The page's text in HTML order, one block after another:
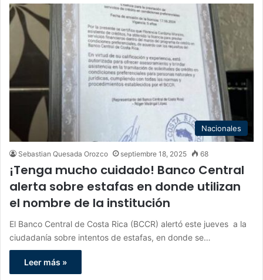
Nacionales
Sebastian Quesada Orozco septiembre 18, 2025 68
¡Tenga mucho cuidado! Banco Central
alerta sobre estafas en donde utilizan
el nombre de la institución
El Banco Central de Costa Rica (BCCR) alertó este jueves a la
ciudadanía sobre intentos de estafas, en donde se…
Leer más »